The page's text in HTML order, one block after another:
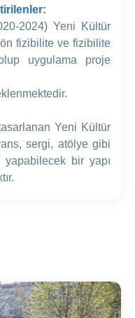
2024) Yeni Kültür
ön fizibilite ve fizibilite
uygulama proje
Yeni Kültür
sergi, atölye gibi
bir yapı